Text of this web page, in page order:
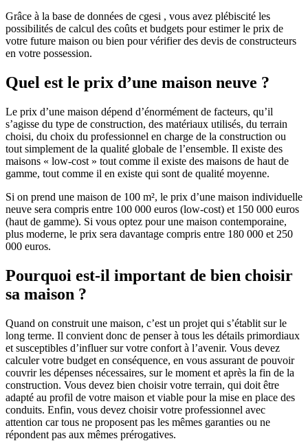
Grâce à la base de données de cgesi , vous avez plébiscité les
possibilités de calcul des coûts et budgets pour estimer le prix de
votre future maison ou bien pour vérifier des devis de constructeurs
en votre possession.
Quel est le prix d’une maison neuve ?
Le prix d’une maison dépend d’énormément de facteurs, qu’il
s’agisse du type de construction, des matériaux utilisés, du terrain
choisi, du choix du professionnel en charge de la construction ou
tout simplement de la qualité globale de l’ensemble. Il existe des
maisons « low-cost » tout comme il existe des maisons de haut de
gamme, tout comme il en existe qui sont de qualité moyenne.
Si on prend une maison de 100 m², le prix d’une maison individuelle
neuve sera compris entre 100 000 euros (low-cost) et 150 000 euros
(haut de gamme). Si vous optez pour une maison contemporaine,
plus moderne, le prix sera davantage compris entre 180 000 et 250
000 euros.
Pourquoi est-il important de bien choisir
sa maison ?
Quand on construit une maison, c’est un projet qui s’établit sur le
long terme. Il convient donc de penser à tous les détails primordiaux
et susceptibles d’influer sur votre confort à l’avenir. Vous devez
calculer votre budget en conséquence, en vous assurant de pouvoir
couvrir les dépenses nécessaires, sur le moment et après la fin de la
construction. Vous devez bien choisir votre terrain, qui doit être
adapté au profil de votre maison et viable pour la mise en place des
conduits. Enfin, vous devez choisir votre professionnel avec
attention car tous ne proposent pas les mêmes garanties ou ne
répondent pas aux mêmes prérogatives.